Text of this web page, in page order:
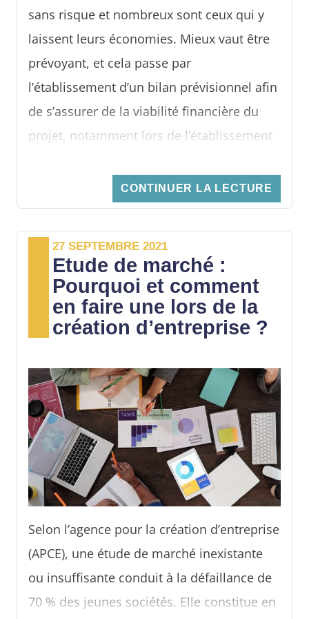
sans risque et nombreux sont ceux qui y
laissent leurs économies. Mieux vaut être
prévoyant, et cela passe par
l’établissement d’un bilan prévisionnel afin
de s’assurer de la viabilité financière du
projet, notamment lors de l’établissement
CONTINUER LA LECTURE
27 SEPTEMBRE 2021
Etude de marché :
Pourquoi et comment
en faire une lors de la
création d’entreprise ?
Selon l’agence pour la création d’entreprise
(APCE), une étude de marché inexistante
ou insuffisante conduit à la défaillance de
70 % des jeunes sociétés. Elle constitue en